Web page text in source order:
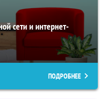
сети и интернет-
ПОДРОБНЕЕ